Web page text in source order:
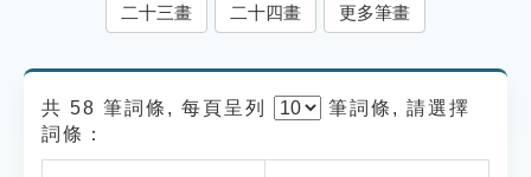
貓頭鷹博士
二十三畫 二十四畫 更多筆畫
共 58 筆詞條, 每頁呈列 筆詞條, 請選擇
詞條：